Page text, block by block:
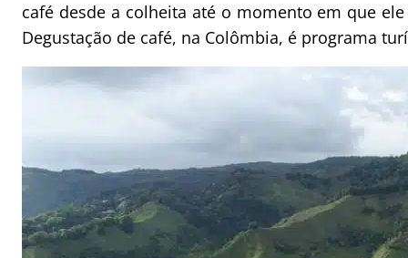
café desde a colheita até o momento em que
Degustação de café, na Colômbia, é programa